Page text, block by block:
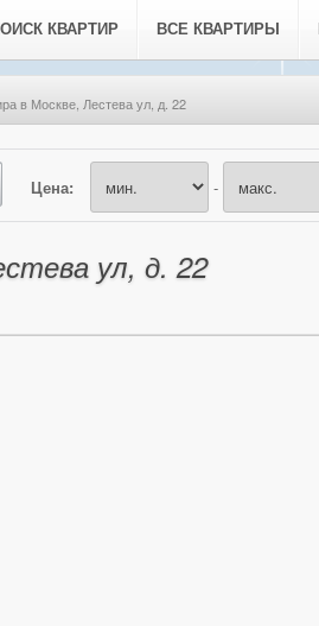
КВАРТИР ВСЕ КВАРТИРЫ
в Москве, Лестева ул, д. 22
Цена: -
ул, д. 22